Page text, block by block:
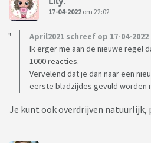
17-04-2022 om 22:02
April2021 schreef op 17-04-2022
Ik erger me aan de nieuwe regel
1000 reacties.
Vervelend dat je dan naar een
eerste bladzijdes gevuld worden
Je kunt ook overdrijven natuurlijk,